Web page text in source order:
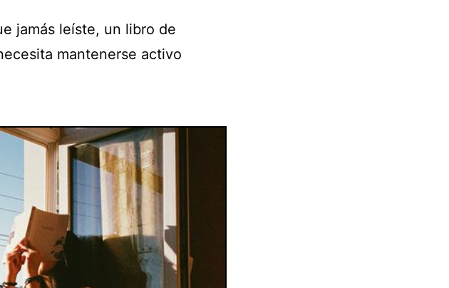
jamás leíste, un libro de
mantenerse activo